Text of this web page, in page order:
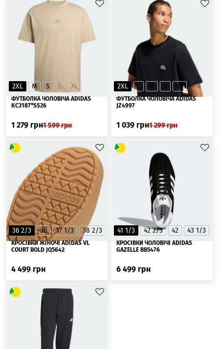
2XL M S L XL
ФУТБОЛКА ЧОЛОВІЧА ADIDAS
KC3187*SS26
1 279 грн1 599грн
2XL L M S XL
ФУТБОЛКА ЧОЛОВІЧА ADIDAS
JZ4997
1 039 грн1 299грн
36 2/3 36 37 1/3 38 2/3 38 39 1/3 40 2/3 40
41 1/3
КРОСІВКИ ЖІНОЧІ ADIDAS VL
COURT BOLD JQ5642
4 499 грн
41 1/3 42 2/3 42 43 1/3
КРОСІВКИ ЧОЛОВІЧІ ADIDAS
GAZELLE BB5476
6 499 грн